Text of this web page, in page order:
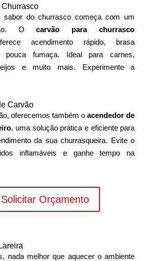
sabor do churrasco começa com um
Ocarvão para churrasco
acendimento rápido, brasa
pouca fumaça. Ideal para carnes,
e muito mais. Experimente a
Carvão
oferecemos também oacendedor de
, uma solução prática e eficiente para
da sua churrasqueira. Evite o
inflamáveis e ganhe tempo na
Solicitar Orçamento
nada melhor que aquecer o ambiente